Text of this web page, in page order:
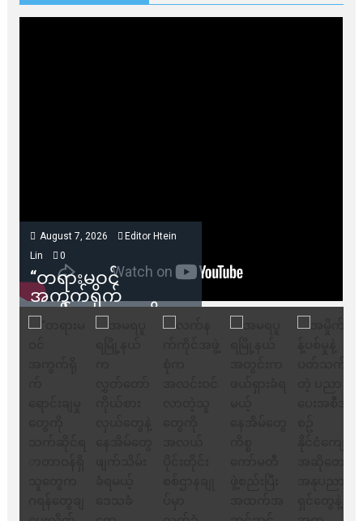
August 7, 2026
Editor Htein
Lin
0
“တရားမဝင်
အကွက်ရိုက်
ရောင်းချမှုတွေကို
သက်ဆိုင်ရာတာဝန်ရှိ